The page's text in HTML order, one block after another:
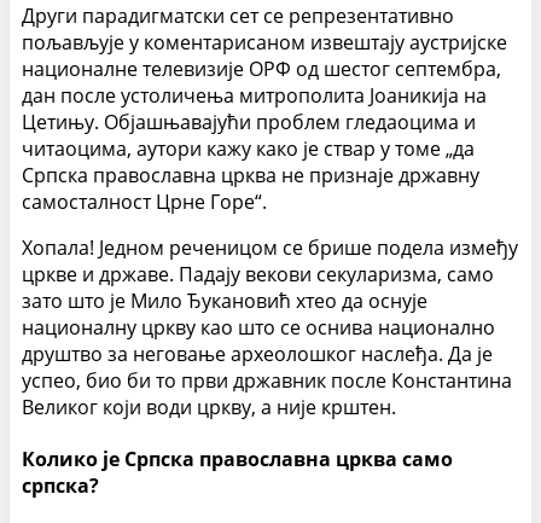
Други парадигматски сет се репрезентативно
пољављује у коментарисаном извештају аустријске
националне телевизије ОРФ од шестог септембра,
дан после устоличења митрополита Јоаникија на
Цетињу. Објашњавајући проблем гледаоцима и
читаоцима, аутори кажу како је ствар у томе „да
Српска православна црква не признаје државну
самосталност Црне Горе“.
Хопала! Једном реченицом се брише подела између
цркве и државе. Падају векови секуларизма, само
зато што је Мило Ђукановић хтео да оснује
националну цркву као што се оснива национално
друштво за неговање археолошког наслеђа. Да је
успео, био би то први државник после Константина
Великог који води цркву, а није крштен.
Колико је Српска православна црква само
српска?